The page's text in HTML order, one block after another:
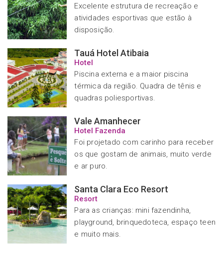
Excelente estrutura de recreação e
atividades esportivas que estão à
disposição.
Tauá Hotel Atibaia
Hotel
Piscina externa e a maior piscina
térmica da região. Quadra de tênis e
quadras poliesportivas.
Vale Amanhecer
Hotel Fazenda
Foi projetado com carinho para receber
os que gostam de animais, muito verde
e ar puro.
Santa Clara Eco Resort
Resort
Para as crianças: mini fazendinha,
playground, brinquedoteca, espaço teen
e muito mais.